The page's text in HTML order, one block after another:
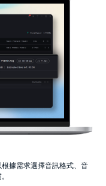
據需求選擇音訊格式、音